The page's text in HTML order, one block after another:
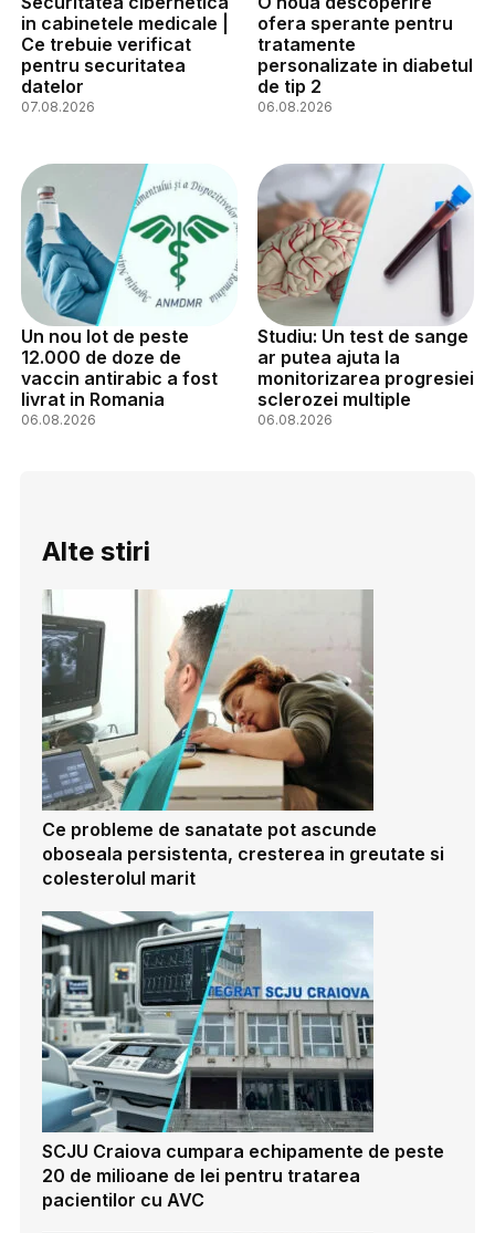
in cabinetele medicale |
Ce trebuie verificat
pentru securitatea
datelor
07.08.2026
ofera sperante pentru
tratamente
personalizate in diabetul
de tip 2
06.08.2026
Un nou lot de peste
12.000 de doze de
vaccin antirabic a fost
livrat in Romania
06.08.2026
Studiu: Un test de sange
ar putea ajuta la
monitorizarea progresiei
sclerozei multiple
06.08.2026
Alte stiri
Ce probleme de sanatate pot ascunde
oboseala persistenta, cresterea in greutate si
colesterolul marit
SCJU Craiova cumpara echipamente de peste
20 de milioane de lei pentru tratarea
pacientilor cu AVC